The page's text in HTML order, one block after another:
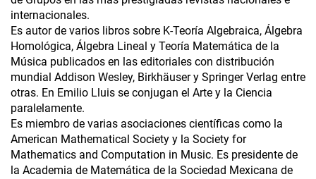
internacionales.
Es autor de varios libros sobre K-Teoría Algebraica, Álgebra
Homológica, Álgebra Lineal y Teoría Matemática de la
Música publicados en las editoriales con distribución
mundial Addison Wesley, Birkhäuser y Springer Verlag entre
otras. En Emilio Lluis se conjugan el Arte y la Ciencia
paralelamente.
Es miembro de varias asociaciones científicas como la
American Mathematical Society y la Society for
Mathematics and Computation in Music. Es presidente de
la Academia de Matemática de la Sociedad Mexicana de